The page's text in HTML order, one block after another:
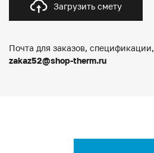
Загрузить смету
Почта для заказов,
zakaz52@shop-therm.ru